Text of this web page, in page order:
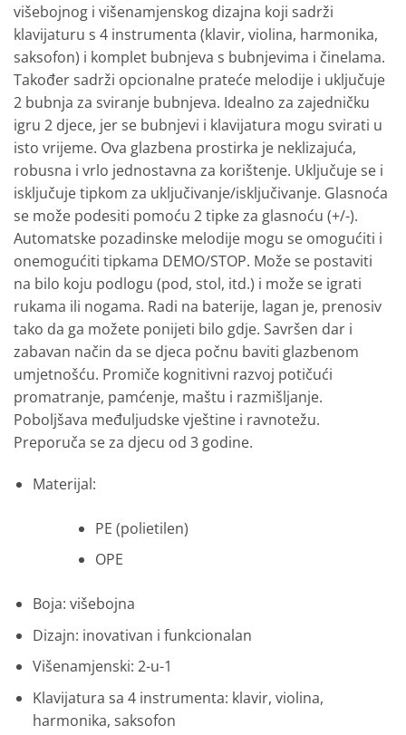
višebojnog i višenamjenskog dizajna koji sadrži
klavijaturu s 4 instrumenta (klavir, violina, harmonika,
saksofon) i komplet bubnjeva s bubnjevima i činelama.
Također sadrži opcionalne prateće melodije i uključuje
2 bubnja za sviranje bubnjeva. Idealno za zajedničku
igru ​​2 djece, jer se bubnjevi i klavijatura mogu svirati u
isto vrijeme. Ova glazbena prostirka je neklizajuća,
robusna i vrlo jednostavna za korištenje. Uključuje se i
isključuje tipkom za uključivanje/isključivanje. Glasnoća
se može podesiti pomoću 2 tipke za glasnoću (+/-).
Automatske pozadinske melodije mogu se omogućiti i
onemogućiti tipkama DEMO/STOP. Može se postaviti
na bilo koju podlogu (pod, stol, itd.) i može se igrati
rukama ili nogama. Radi na baterije, lagan je, prenosiv
tako da ga možete ponijeti bilo gdje. Savršen dar i
zabavan način da se djeca počnu baviti glazbenom
umjetnošću. Promiče kognitivni razvoj potičući
promatranje, pamćenje, maštu i razmišljanje.
Poboljšava međuljudske vještine i ravnotežu.
Preporuča se za djecu od 3 godine.
Materijal:
PE (polietilen)
OPE
Boja: višebojna
Dizajn: inovativan i funkcionalan
Višenamjenski: 2-u-1
Klavijatura sa 4 instrumenta: klavir, violina,
harmonika, saksofon